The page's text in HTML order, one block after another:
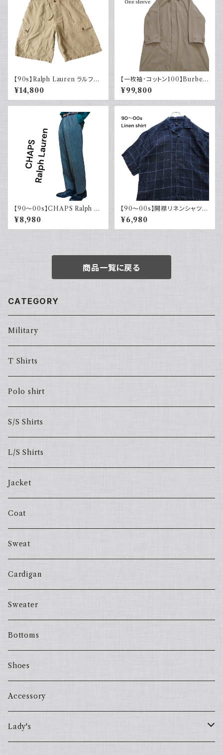
【90s】Ralph Lauren ラルフロ
ーレン カーゴショーツ シルクリ
ネンコットン イージーパンツ 古
着
¥14,800
【一枚袖･コットン100】Burber
ry バーバリー コート コマンダ
ーII
¥99,800
【90～00s】CHAPS Ralph La
uren チャップス ラルフローレン
¥8,980
【90～00s】開襟リネンシャツ
チェック オープンカラー 古着 ボ
ックスシルエット ネイビー フェ
ード
¥6,980
商品一覧に戻る
CATEGORY
Military
T Shirts
Polo shirt
S/S Shirts
L/S Shirts
Jacket
Coat
Sweat
Cardigan
Sweater
Bottoms
Shoes
Accessory
Lady's